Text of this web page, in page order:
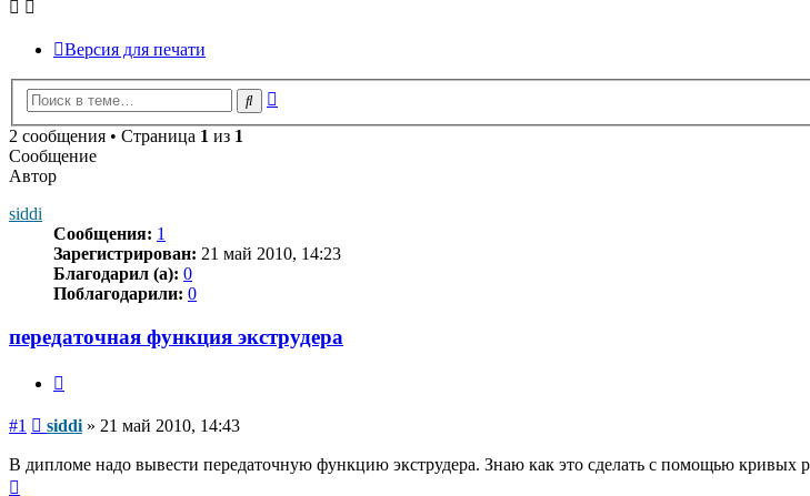
Версия для печати
Поиск
2 сообщения • Страница 1 из 1
Сообщение
Автор
siddi
Сообщения: 1
Зарегистрирован: 21 май 2010, 14:23
Благодарил (а): 0
Поблагодарили: 0
передаточная функция экструдера
#1 Сообщение
siddi » 21 май 2010, 14:43
В дипломе надо вывести передаточную функцию экструдера. Знаю как это сделать с помощью кривых